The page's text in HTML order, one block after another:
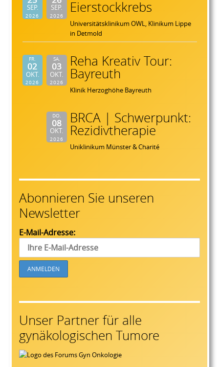
SEP.
2026
SEP.
2026
Eierstockkrebs
Universitätsklinikum OWL, Klinikum Lippe
in Detmold
FR.
02
OKT.
2026
SA.
03
OKT.
2026
Reha Kreativ Tour:
Bayreuth
Klinik Herzoghöhe Bayreuth
DO.
08
OKT.
2026
BRCA | Schwerpunkt:
Rezidivtherapie
Uniklinikum Münster & Charité
Abonnieren Sie unseren
Newsletter
E-Mail-Adresse:
Unser Partner für alle
gynäkologischen Tumore